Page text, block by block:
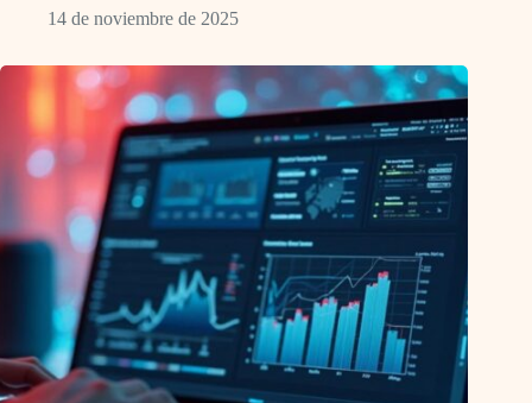
14 de noviembre de 2025